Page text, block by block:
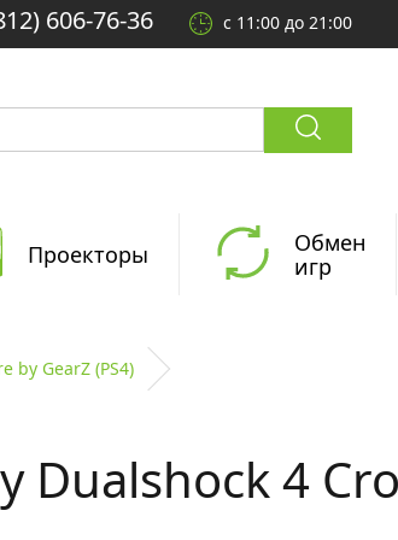
606-76-36 с 11:00 до 21:00
Проекторы
Обмен
игр
by GearZ (PS4)
Dualshock 4